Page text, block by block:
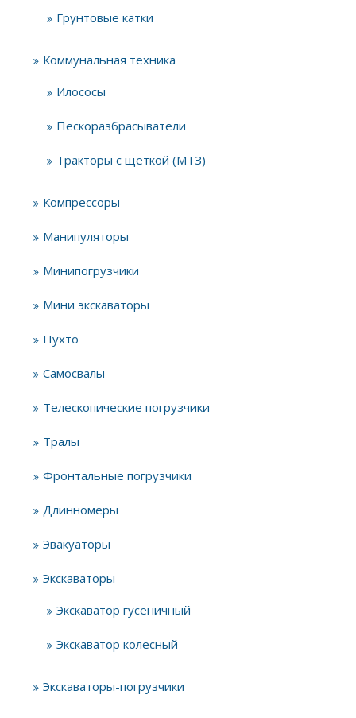
Грунтовые катки
Коммунальная техника
Илососы
Пескоразбрасыватели
Тракторы с щёткой (МТЗ)
Компрессоры
Манипуляторы
Минипогрузчики
Мини экскаваторы
Пухто
Самосвалы
Телескопические погрузчики
Тралы
Фронтальные погрузчики
Длинномеры
Эвакуаторы
Экскаваторы
Экскаватор гусеничный
Экскаватор колесный
Экскаваторы-погрузчики